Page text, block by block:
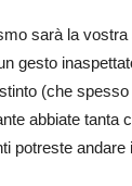
sarà la
gesto
(che
abbiate tanta
potreste andare